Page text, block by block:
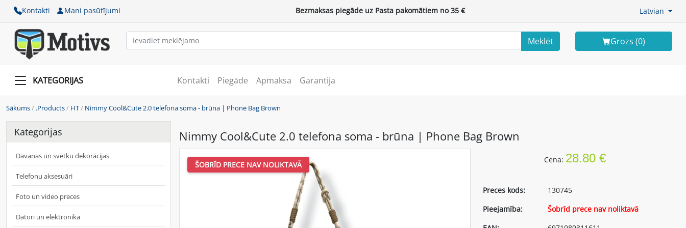
Kontakti Mani pasūtījumi Bezmaksas piegāde uz Pasta pakomātiem no 35 € Latvian
Meklēt Grozs (0)
KATEGORIJAS Kontakti Piegāde Apmaksa Garantija
Sākums/ .Products/ HT/ Nimmy Cool&Cute 2.0 telefona soma - brūna | Phone Bag Brown
Kategorijas
Dāvanas un svētku dekorācijas
Telefonu aksesuāri
Foto un video preces
Datori un elektronika
Nimmy Cool&Cute 2.0 telefona soma - brūna | Phone Bag Brown
ŠOBRĪD PRECE NAV NOLIKTAVĀ
Cena: 28.80 €
Preces kods:
130745
Pieejamība:
Šobrīd prece nav noliktavā